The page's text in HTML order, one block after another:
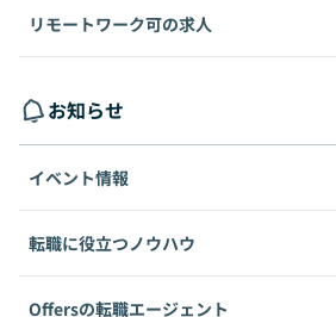
リモートワーク可の求人
お知らせ
イベント情報
転職に役立つノウハウ
Offersの転職エージェント